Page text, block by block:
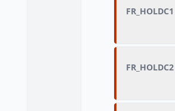
FR_HOLDC1
FR_HOLDC2